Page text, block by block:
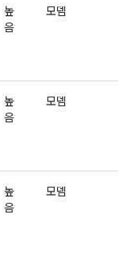
높
음
모뎀
높
음
모뎀
높
음
모뎀